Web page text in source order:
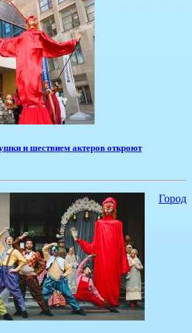
и шествием актеров откроют
Город